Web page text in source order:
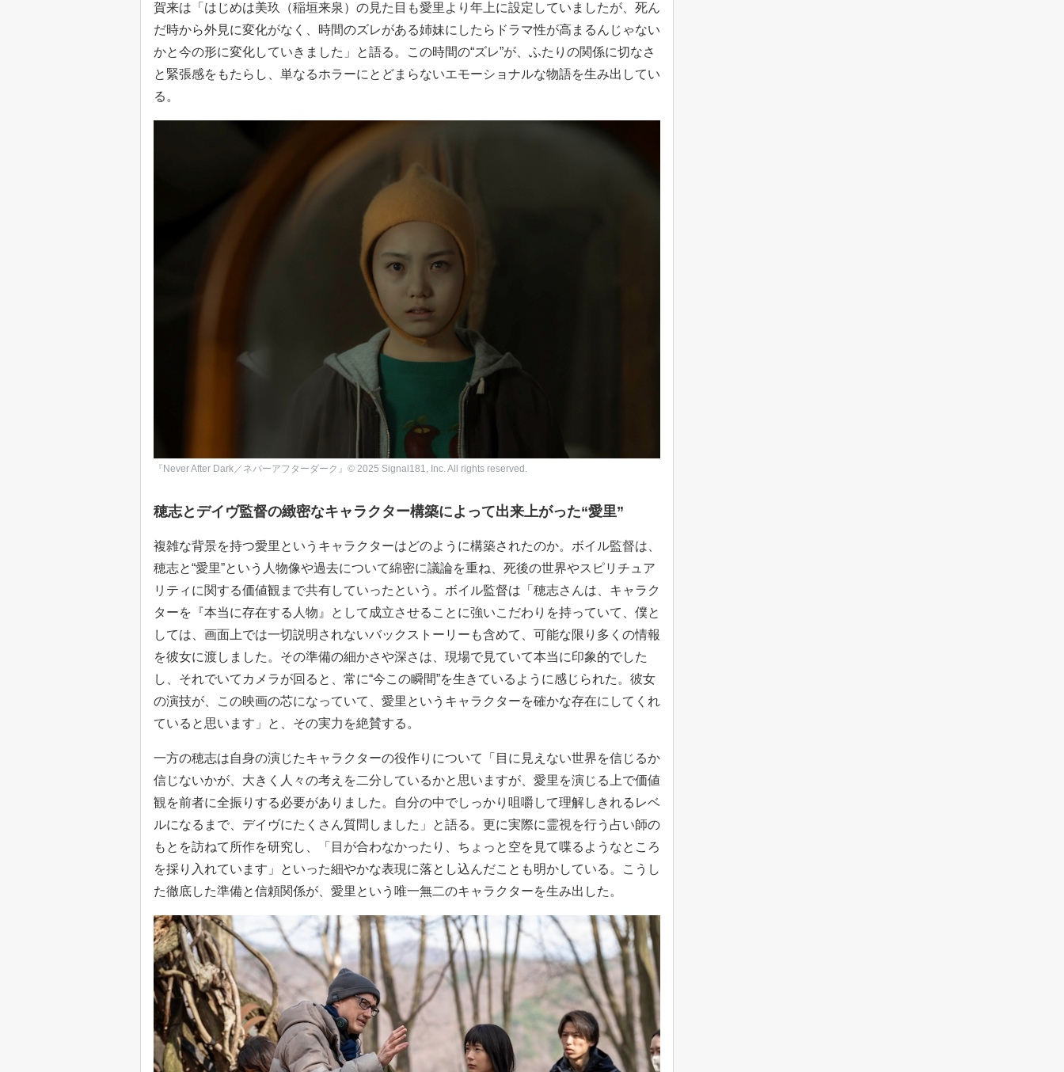
賀来は「はじめは美玖（稲垣来泉）の見た目も愛里より年上に設定していましたが、死ん
だ時から外見に変化がなく、時間のズレがある姉妹にしたらドラマ性が高まるんじゃない
かと今の形に変化していきました」と語る。この時間の“ズレ”が、ふたりの関係に切なさ
と緊張感をもたらし、単なるホラーにとどまらないエモーショナルな物語を生み出してい
る。
『Never After Dark／ネバーアフターダーク』© 2025 Signal181, Inc. All rights reserved.
穂志とデイヴ監督の緻密なキャラクター構築によって出来上がった“愛里”
複雑な背景を持つ愛里というキャラクターはどのように構築されたのか。ボイル監督は、
穂志と“愛里”という人物像や過去について綿密に議論を重ね、死後の世界やスピリチュア
リティに関する価値観まで共有していったという。ボイル監督は「穂志さんは、キャラク
ターを『本当に存在する人物』として成立させることに強いこだわりを持っていて、僕と
しては、画面上では一切説明されないバックストーリーも含めて、可能な限り多くの情報
を彼女に渡しました。その準備の細かさや深さは、現場で見ていて本当に印象的でした
し、それでいてカメラが回ると、常に“今この瞬間”を生きているように感じられた。彼女
の演技が、この映画の芯になっていて、愛里というキャラクターを確かな存在にしてくれ
ていると思います」と、その実力を絶賛する。
一方の穂志は自身の演じたキャラクターの役作りについて「目に見えない世界を信じるか
信じないかが、大きく人々の考えを二分しているかと思いますが、愛里を演じる上で価値
観を前者に全振りする必要がありました。自分の中でしっかり咀嚼して理解しきれるレベ
ルになるまで、デイヴにたくさん質問しました」と語る。更に実際に霊視を行う占い師の
もとを訪ねて所作を研究し、「目が合わなかったり、ちょっと空を見て喋るようなところ
を採り入れています」といった細やかな表現に落とし込んだことも明かしている。こうし
た徹底した準備と信頼関係が、愛里という唯一無二のキャラクターを生み出した。